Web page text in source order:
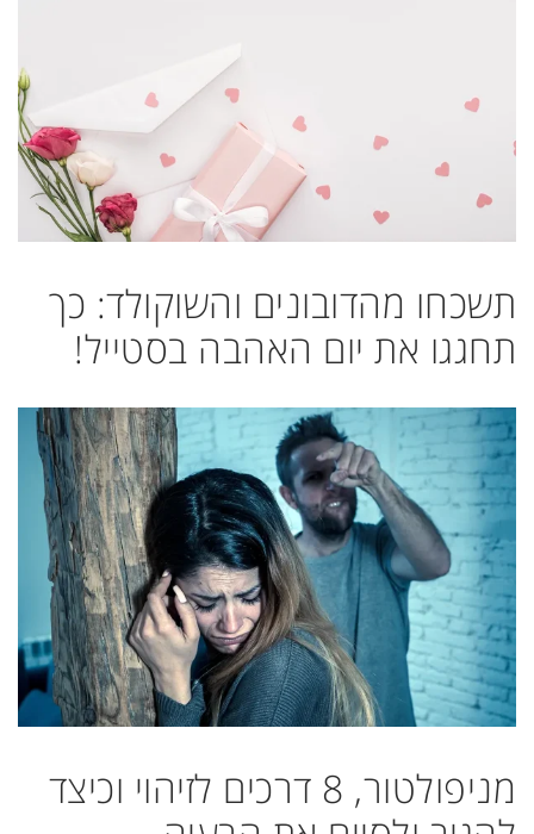
תשכחו מהדובונים והשוקולד: כך
תחגגו את יום האהבה בסטייל!
מניפולטור, 8 דרכים לזיהוי וכיצד